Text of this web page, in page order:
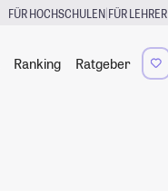
FÜR HOCHSCHULEN|FÜR LEHRER
Ranking Ratgeber